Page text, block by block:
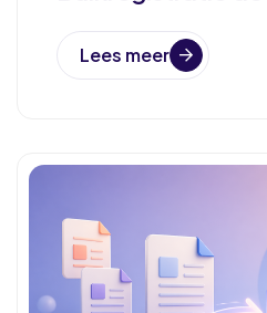
Lees meer